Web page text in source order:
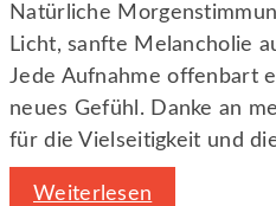
Natürliche
Licht, sanfte Melancholie
Jede Aufnahme offenbart
neues Gefühl. Danke an
für die Vielseitigkeit und
Weiterlesen